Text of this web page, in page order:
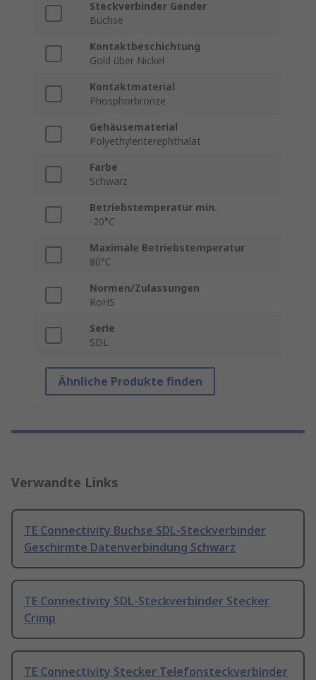
Steckverbinder Gender
Buchse
Kontaktbeschichtung
Gold über Nickel
Kontaktmaterial
Phosphorbronze
Gehäusematerial
Polyethylenterephthalat
Farbe
Schwarz
Betriebstemperatur min.
-20°C
Maximale Betriebstemperatur
80°C
Normen/Zulassungen
RoHS
Serie
SDL
Ähnliche Produkte finden
Verwandte Links
TE Connectivity Buchse SDL-Steckverbinder
Geschirmte Datenverbindung Schwarz
TE Connectivity SDL-Steckverbinder Stecker
Crimp
TE Connectivity Stecker Telefonsteckverbinder